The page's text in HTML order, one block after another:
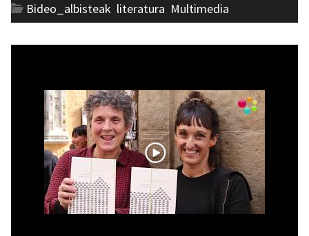
Bideo_albisteak literatura Multimedia